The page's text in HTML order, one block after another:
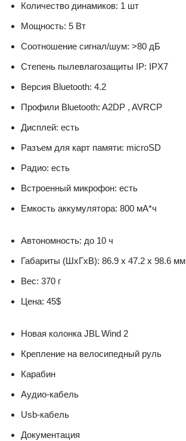
Количество динамиков: 1 шт
Мощность: 5 Вт
Соотношение сигнал/шум: >80 дБ
Степень пылевлагозащиты IP: IPX7
Версия Bluetooth: 4.2
Профили Bluetooth: A2DP , AVRCP
Дисплей: есть
Разъем для карт памяти: microSD
Радио: есть
Встроенный микрофон: есть
Емкость аккумулятора: 800 мА*ч
Автономность: до 10 ч
Габариты (ШхГхВ): 86.9 х 47.2 х 98.6 мм
Вес: 370 г
Цена: 45$
Новая колонка JBL Wind 2
Крепление на велосипедный руль
Карабин
Аудио-кабель
Usb-кабель
Документация